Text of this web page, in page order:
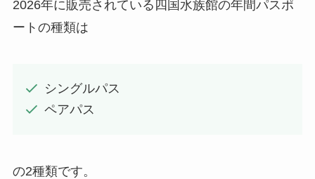
2026年に販売されている四国水族館の年間パスポ
ートの種類は
シングルパス
ペアパス
の2種類です。